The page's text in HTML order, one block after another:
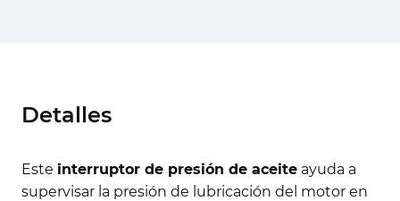
Detalles
Este interruptor de presión de aceite ayuda a
supervisar la presión de lubricación del motor en